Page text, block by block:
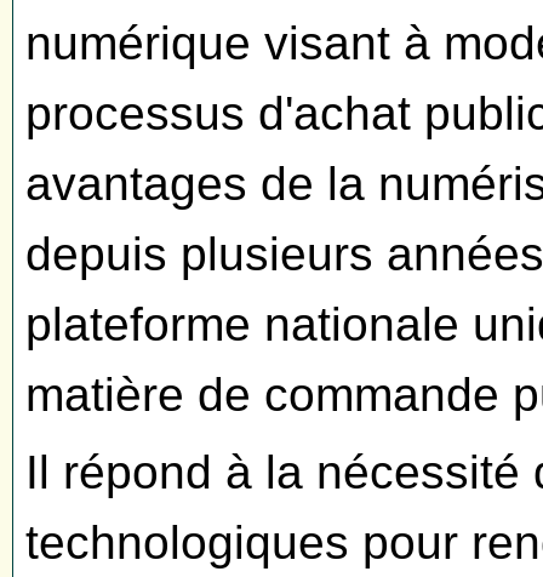
numérique visant à
processus d'achat
avantages de la
depuis plusieurs
plateforme nationale
matière de commande
Il répond à la
technologiques pour